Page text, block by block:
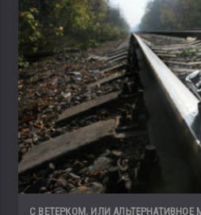
С ВЕТЕРКОМ, ИЛИ АЛЬТЕРНАТИВНОЕ